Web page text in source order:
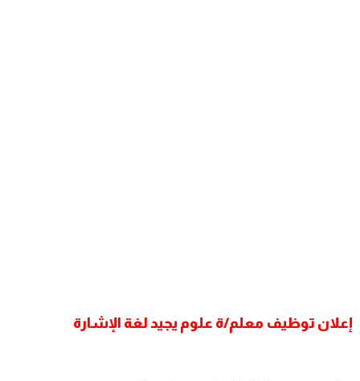
إعلان توظيف معلم/ة علوم يجيد لغة الإشارة